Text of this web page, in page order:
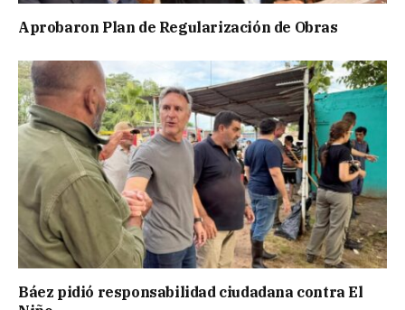
Aprobaron Plan de Regularización de Obras
Báez pidió responsabilidad ciudadana contra El